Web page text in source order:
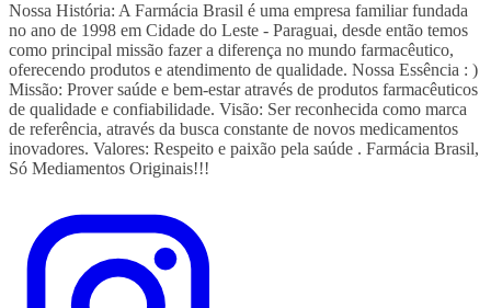
Nossa História: A Farmácia Brasil é uma empresa familiar fundada
no ano de 1998 em Cidade do Leste - Paraguai, desde então temos
como principal missão fazer a diferença no mundo farmacêutico,
oferecendo produtos e atendimento de qualidade. Nossa Essência : )
Missão: Prover saúde e bem-estar através de produtos farmacêuticos
de qualidade e confiabilidade. Visão: Ser reconhecida como marca
de referência, através da busca constante de novos medicamentos
inovadores. Valores: Respeito e paixão pela saúde . Farmácia Brasil,
Só Mediamentos Originais!!!